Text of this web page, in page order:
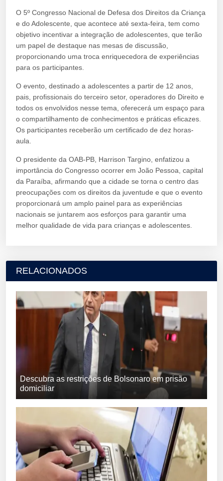
O 5º Congresso Nacional de Defesa dos Direitos da Criança
e do Adolescente, que acontece até sexta-feira, tem como
objetivo incentivar a integração de adolescentes, que terão
um papel de destaque nas mesas de discussão,
proporcionando uma troca enriquecedora de experiências
para os participantes.
O evento, destinado a adolescentes a partir de 12 anos,
pais, profissionais do terceiro setor, operadores do Direito e
todos os envolvidos nesse tema, oferecerá um espaço para
o compartilhamento de conhecimentos e práticas eficazes.
Os participantes receberão um certificado de dez horas-
aula.
O presidente da OAB-PB, Harrison Targino, enfatizou a
importância do Congresso ocorrer em João Pessoa, capital
da Paraíba, afirmando que a cidade se torna o centro das
preocupações com os direitos da juventude e que o evento
proporcionará um amplo painel para as experiências
nacionais se juntarem aos esforços para garantir uma
melhor qualidade de vida para crianças e adolescentes.
RELACIONADOS
Descubra as restrições de Bolsonaro em prisão
domiciliar